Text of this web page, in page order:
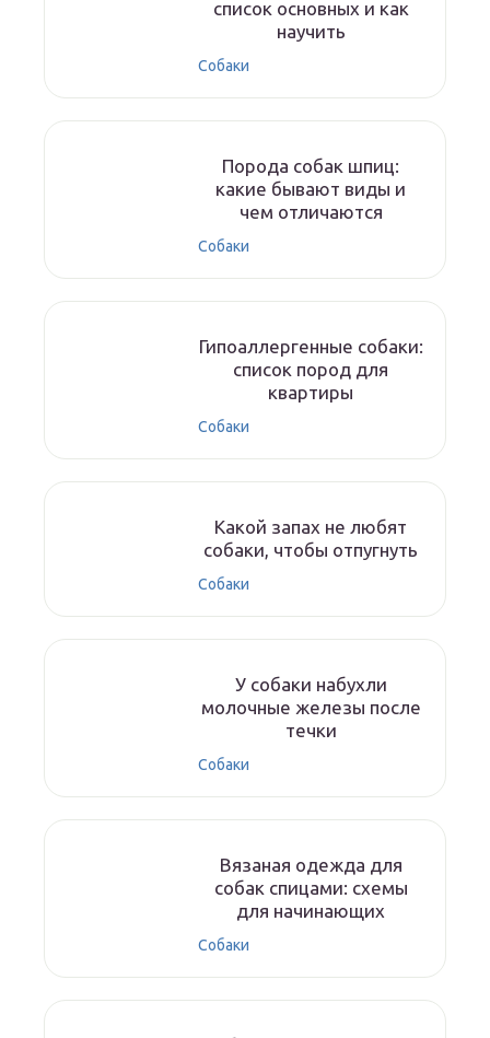
список основных и как
научить
Собаки
Порода собак шпиц:
какие бывают виды и
чем отличаются
Собаки
Гипоаллергенные собаки:
список пород для
квартиры
Собаки
Какой запах не любят
собаки, чтобы отпугнуть
Собаки
У собаки набухли
молочные железы после
течки
Собаки
Вязаная одежда для
собак спицами: схемы
для начинающих
Собаки